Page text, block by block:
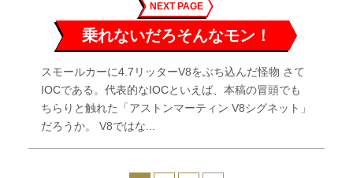
NEXT PAGE
乗れないだろそんなモン！
スモールカーに4.7リッターV8をぶち込んだ怪物 さて
IOCである。代表的なIOCといえば、本稿の冒頭でも
ちらりと触れた「アストンマーティン V8シグネット」
だろうか。 V8ではな...